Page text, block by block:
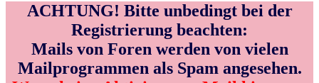
ACHTUNG! Bitte unbedingt bei der
Registrierung beachten:
Mails von Foren werden von vielen
Mailprogrammen als Spam angesehen.